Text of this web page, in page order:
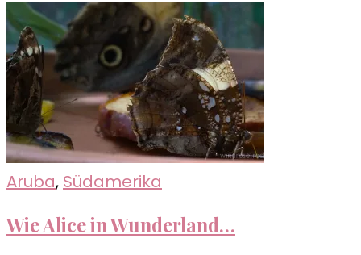
Aruba, Südamerika
Wie Alice in Wunderland…